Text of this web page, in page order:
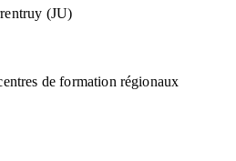
(JU)
de formation régionaux